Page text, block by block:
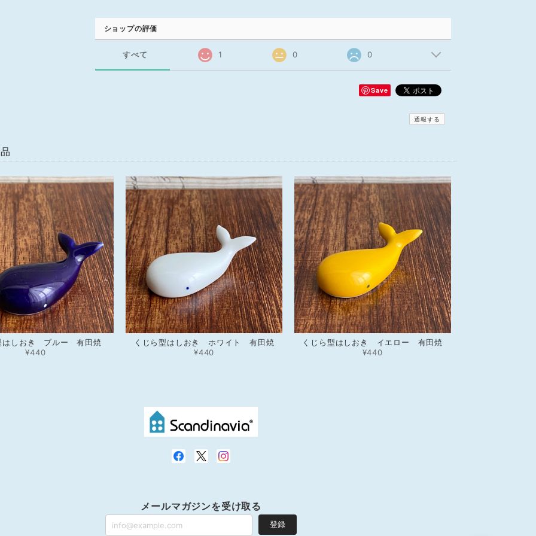
ショップの評価
すべて 1 0 0
Save
通報する
はしおき ブルー 有田焼
¥440
くじら型はしおき ホワイト 有田焼
¥440
くじら型はしおき イエロー 有田焼
¥440
メールマガジンを受け取る
登録